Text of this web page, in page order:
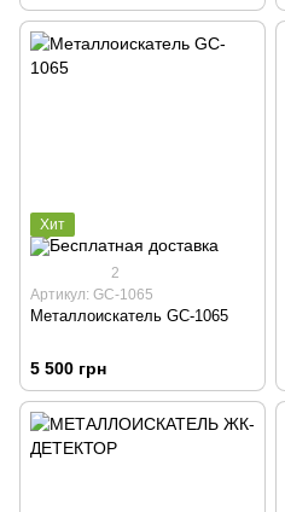
Хит
2
Артикул: GC-1065
Металлоискатель GC-1065
5 500 грн